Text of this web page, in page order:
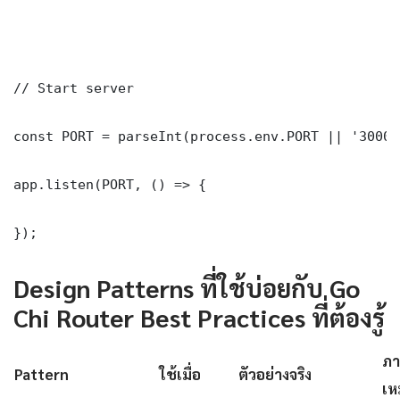
// Start server
const PORT = parseInt(process.env.PORT ||
app.listen(PORT, () => {
});
Design Patterns ที่ใช้บ่อยกับ Go
Chi Router Best Practices ที่ต้องรู้
Pattern ใช้เมื่อ ตัวอย่างจริง
ภ
เ